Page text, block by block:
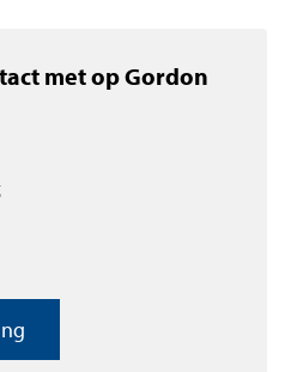
in Yvie bevinden zich op de
stad en/of het IJ. Sommige
met op Gordon